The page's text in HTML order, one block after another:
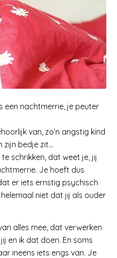
een nachtmerrie, je peuter
van, zo’n angstig kind
zijn bedje zit…
schrikken, dat weet je, jij
Je hoeft dus
er iets ernstig psychisch
niet dat jij als ouder
alles mee, dat verwerken
en ik dat doen. En soms
ineens iets engs van. Je